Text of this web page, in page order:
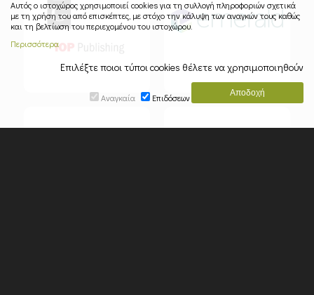
Αυτός ο ιστοχώρος χρησιμοποιεί cookies για τη συλλογή πληροφοριών σχετικά
με τη χρήση του από επισκέπτες, με στόχο την κάλυψη των αναγκών τους καθώς
και τη βελτίωση του περιεχομένου του ιστοχώρου.
Περισσότερα
Επιλέξτε ποιοι τύποι cookies θέλετε να χρησιμοποιηθούν
Αναγκαία Επιδόσεων